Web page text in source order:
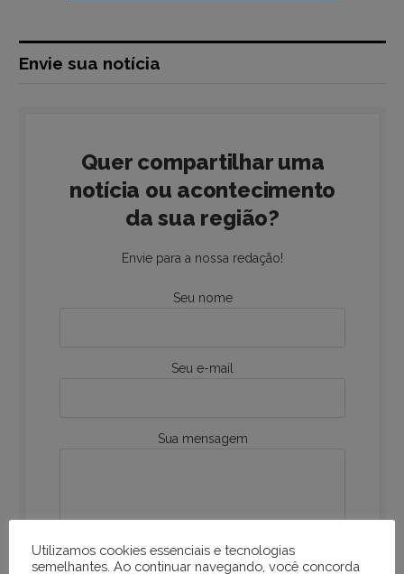
Envie sua notícia
Quer compartilhar uma
notícia ou acontecimento
da sua região?
Envie para a nossa redação!
Seu nome
Seu e-mail
Sua mensagem
Utilizamos cookies essenciais e tecnologias
semelhantes. Ao continuar navegando, você concorda